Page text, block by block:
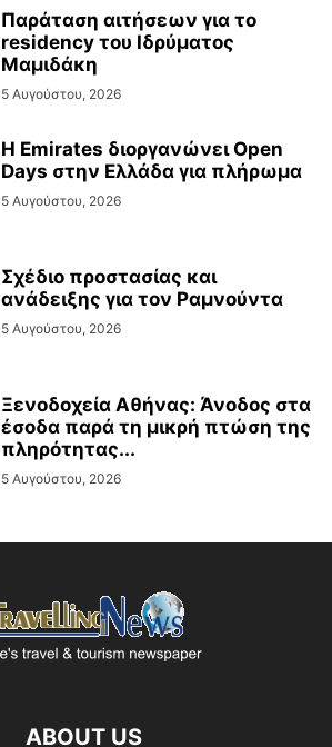
Παράταση αιτήσεων για το
residency του Ιδρύματος
Μαμιδάκη
5 Αυγούστου, 2026
Η Emirates διοργανώνει Open
Days στην Ελλάδα για πλήρωμα
5 Αυγούστου, 2026
Σχέδιο προστασίας και
ανάδειξης για τον Ραμνούντα
5 Αυγούστου, 2026
Ξενοδοχεία Αθήνας: Άνοδος στα
έσοδα παρά τη μικρή πτώση της
πληρότητας...
5 Αυγούστου, 2026
ABOUT US